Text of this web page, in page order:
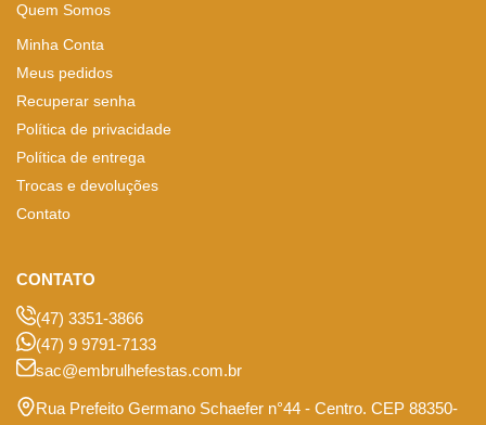
Quem Somos
Minha Conta
Meus pedidos
Recuperar senha
Política de privacidade
Política de entrega
Trocas e devoluções
Contato
CONTATO
(47) 3351-3866
(47) 9 9791-7133
sac@embrulhefestas.com.br
Rua Prefeito Germano Schaefer n°44 - Centro. CEP 88350-